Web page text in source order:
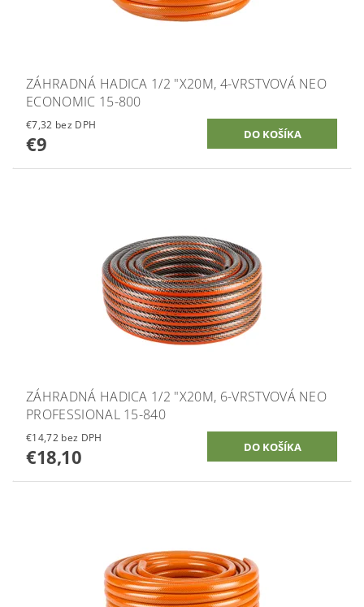
ZÁHRADNÁ HADICA 1/2 "X20M, 4-VRSTVOVÁ NEO
ECONOMIC 15-800
€7,32 bez DPH
€9
ZÁHRADNÁ HADICA 1/2 "X20M, 6-VRSTVOVÁ NEO
PROFESSIONAL 15-840
€14,72 bez DPH
€18,10